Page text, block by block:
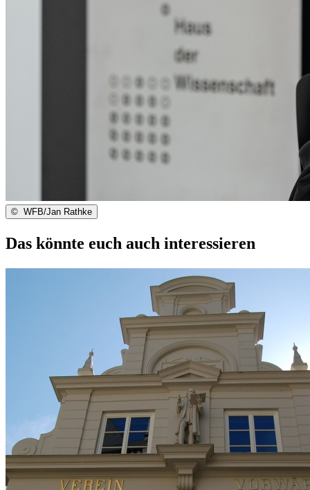
© WFB/Jan Rathke
Das könnte euch auch interessieren